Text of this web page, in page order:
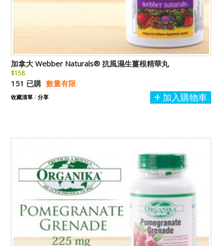
加拿大 Webber Naturals® 抗風濕生薑根精華丸
$158
151 已購 數量有限
加入購物車
收藏清單 / 分享